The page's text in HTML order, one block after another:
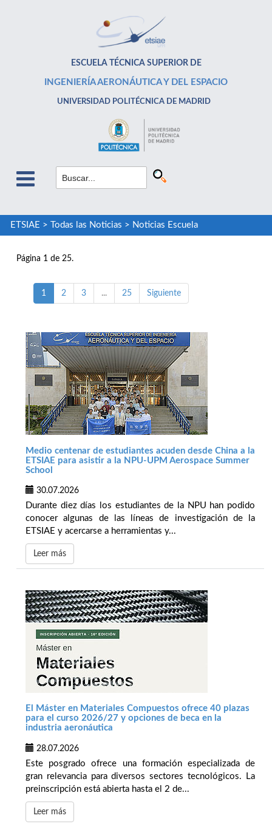
ESCUELA TÉCNICA SUPERIOR DE
INGENIERÍA AERONÁUTICA Y DEL ESPACIO
UNIVERSIDAD POLITÉCNICA DE MADRID
ETSIAE > Todas las Noticias > Noticias Escuela
Página 1 de 25.
1 2 3 ... 25 Siguiente
Medio centenar de estudiantes acuden desde China a la
ETSIAE para asistir a la NPU-UPM Aerospace Summer
School
30.07.2026
Durante diez días los estudiantes de la NPU han podido
conocer algunas de las líneas de investigación de la
ETSIAE y acercarse a herramientas y...
Leer más
El Máster en Materiales Compuestos ofrece 40 plazas
para el curso 2026/27 y opciones de beca en la
industria aeronáutica
28.07.2026
Este posgrado ofrece una formación especializada de
gran relevancia para diversos sectores tecnológicos. La
preinscripción está abierta hasta el 2 de...
Leer más